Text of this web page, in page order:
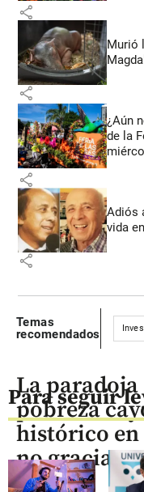
share
Murió
share
¿Aún
de la
share
Adiós
vida
share
Temas
recomendados
Para seguir
La
pobreza
histórico en
no gracias